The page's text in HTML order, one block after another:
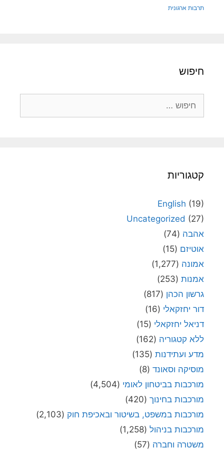
תרבות ארגונית
חיפוש
קטגוריות
English (19)
Uncategorized (27)
אהבה (74)
אוטיזם (15)
אמונה (1,277)
אמנות (253)
גרשון הכהן (817)
דור יחזקאלי (16)
דניאל יחזקאלי (15)
ללא קטגוריה (162)
מדע ועתידנות (135)
מוסיקה וסאונד (8)
מורכבות בביטחון לאומי (4,504)
מורכבות בחינוך (420)
מורכבות במשפט, בשיטור ובאכיפת חוק (2,103)
מורכבות בניהול (1,258)
משטרה וחברה (57)